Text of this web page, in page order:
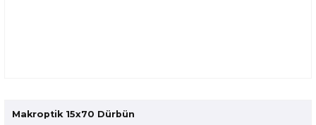
Makroptik 15x70 Dürbün